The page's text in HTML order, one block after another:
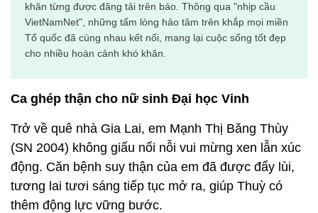
khăn từng được đăng tải trên báo. Thông qua "nhịp cầu
VietNamNet", những tấm lòng hảo tâm trên khắp mọi miền
Tổ quốc đã cùng nhau kết nối, mang lại cuộc sống tốt đẹp
cho nhiều hoàn cảnh khó khăn.
Ca ghép thận cho nữ sinh Đại học Vinh
Trở về quê nhà Gia Lai, em Mạnh Thị Băng Thùy
(SN 2004) không giấu nổi nỗi vui mừng xen lẫn xúc
động. Căn bệnh suy thận của em đã được đẩy lùi,
tương lai tươi sáng tiếp tục mở ra, giúp Thuỳ có
thêm động lực vững bước.